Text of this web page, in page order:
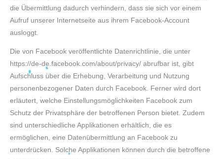
die Übermittlung dadurch verhindern, dass sie sich vor einem
Aufruf unserer Internetseite aus ihrem Facebook-Account
ausloggt.
Die von Facebook veröffentlichte Datenrichtlinie, die unter
https://de-de.facebook.com/about/privacy/ abrufbar ist, gibt
Aufschluss über die Erhebung, Verarbeitung und Nutzung
personenbezogener Daten durch Facebook. Ferner wird dort
erläutert, welche Einstellungsmöglichkeiten Facebook zum
Schutz der Privatsphäre der betroffenen Person bietet. Zudem
sind unterschiedliche Applikationen erhältlich, die es
ermöglichen, eine Datenübermittlung an Facebook zu
unterdrücken. Solche Applikationen können durch die betroffene